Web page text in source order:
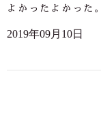
よかったよかった。
2019年09月10日